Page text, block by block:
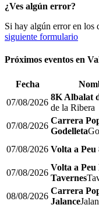
¿Ves algún error?
Si hay algún error en los
siguiente formulario
Próximos eventos en
Fecha
07/08/2026
8K Albalat
de la Ribera
07/08/2026
Carrera
Godelleta
07/08/2026 Volta a Peu
07/08/2026
Volta a
Tavernes
08/08/2026
Carrera
Jalance